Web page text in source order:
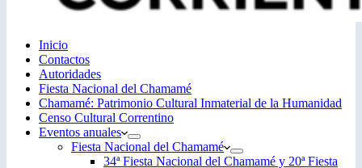
Inicio
Contactos
Autoridades
Fiesta Nacional del Chamamé
Chamamé: Patrimonio Cultural Inmaterial de la Humanidad
Censo Cultural Correntino
Eventos anuales
Fiesta Nacional del Chamamé
34ª Fiesta Nacional del Chamamé y 20ª Fiesta